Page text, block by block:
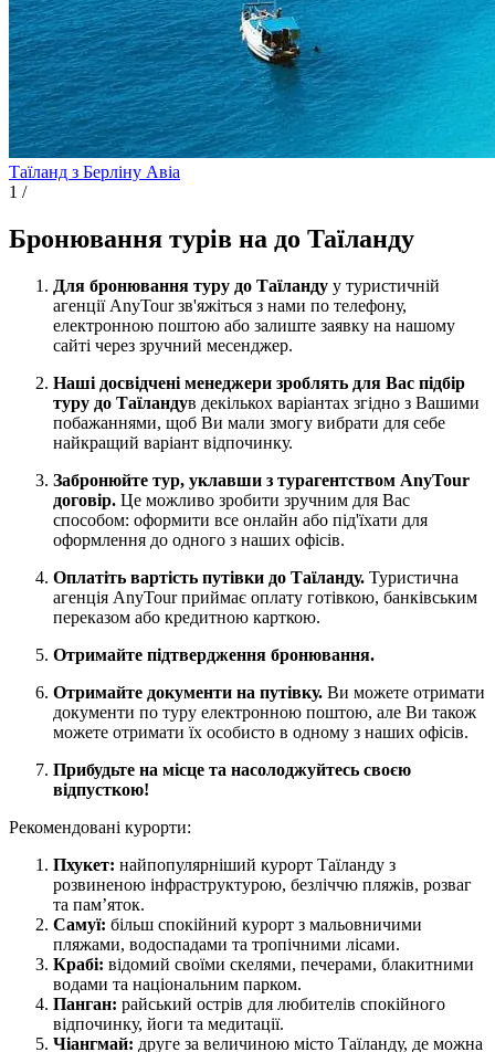
Таїланд з Берліну Авіа
1 /
Бронювання турів на до Таїланду
Для бронювання туру до Таїланду у туристичній
агенції AnyTour зв'яжіться з нами по телефону,
електронною поштою або залиште заявку на нашому
сайті через зручний месенджер.
Наші досвідчені менеджери зроблять для Вас підбір
туру до Таїландув декількох варіантах згідно з Вашими
побажаннями, щоб Ви мали змогу вибрати для себе
найкращий варіант відпочинку.
Забронюйте тур, уклавши з турагентством AnyTour
договір. Це можливо зробити зручним для Вас
способом: оформити все онлайн або під'їхати для
оформлення до одного з наших офісів.
Оплатіть вартість путівки до Таїланду. Туристична
агенція AnyTour приймає оплату готівкою, банківським
переказом або кредитною карткою.
Отримайте підтвердження бронювання.
Отримайте документи на путівку. Ви можете отримати
документи по туру електронною поштою, але Ви також
можете отримати їх особисто в одному з наших офісів.
Прибудьте на місце та насолоджуйтесь своєю
відпусткою!
Рекомендовані курорти:
Пхукет: найпопулярніший курорт Таїланду з
розвиненою інфраструктурою, безліччю пляжів, розваг
та пам’яток.
Самуї: більш спокійний курорт з мальовничими
пляжами, водоспадами та тропічними лісами.
Крабі: відомий своїми скелями, печерами, блакитними
водами та національним парком.
Панган: райський острів для любителів спокійного
відпочинку, йоги та медитації.
Чіангмай: друге за величиною місто Таїланду, де можна